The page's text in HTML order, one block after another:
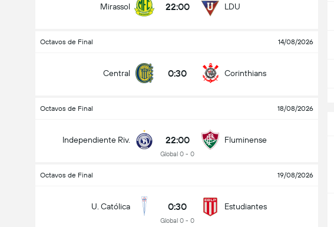
Mirassol 22:00 LDU
Octavos de Final 14/08/2026
Central 0:30 Corinthians
Octavos de Final 18/08/2026
Independiente Riv. 22:00
Global 0 - 0
Fluminense
Octavos de Final 19/08/2026
U. Católica 0:30
Global 0 - 0
Estudiantes